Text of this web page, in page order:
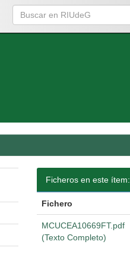
Ficheros en este ítem:
Fichero
MCUCEA10669FT.pdf
(Texto Completo)